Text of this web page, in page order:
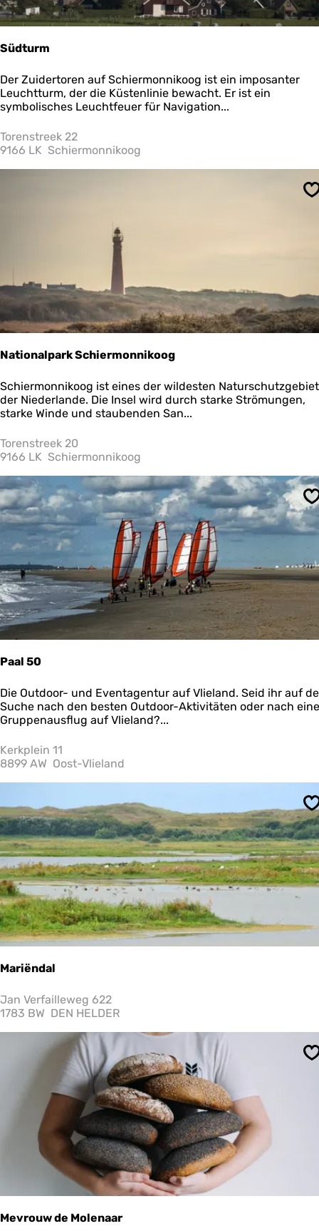
n
d
4
Südturm
S
ü
d
u
r
Der Zuidertoren auf Schiermonnikoog ist ein imposanter
Leuchtturm, der die Küstenlinie bewacht. Er ist ein
symbolisches Leuchtfeuer für Navigation...
Torenstreek 22
9166 LK Schiermonnikoog
Nationalpark Schiermonnikoog
N
a
t
o
n
l
p
a
r
c
h
i
e
r
m
o
n
n
k
o
o
Schiermonnikoog ist eines der wildesten
der Niederlande. Die Insel wird durch starke Strömungen,
starke Winde und staubenden San...
Torenstreek 20
9166 LK Schiermonnikoog
Paal 50
P
a
a
5
0
Die Outdoor- und Eventagentur auf Vlieland. Seid ihr auf
Suche nach den besten Outdoor-Aktivitäten oder nach
Gruppenausflug auf Vlieland?...
Kerkplein 11
8899 AW Oost-Vlieland
Mariëndal
M
a
Jan Verfailleweg 622
1783 BW DEN HELDER
Mevrouw de Molenaar